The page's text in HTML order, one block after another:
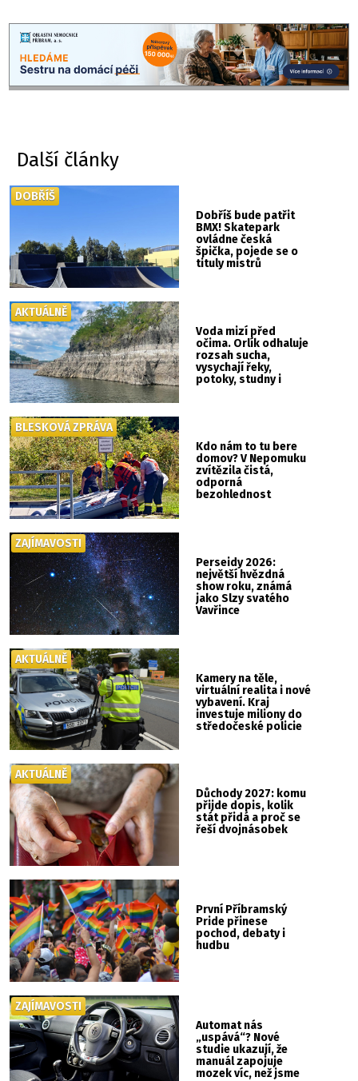
Další články
Dobříš bude patřit
BMX! Skatepark
ovládne česká
špička, pojede se o
tituly mistrů
DOBŘÍŠ
Voda mizí před
očima. Orlík odhaluje
rozsah sucha,
vysychají řeky,
potoky, studny i
AKTUÁLNĚ
Kdo nám to tu bere
domov? V Nepomuku
zvítězila čistá,
odporná
bezohlednost
BLESKOVÁ ZPRÁVA
Perseidy 2026:
největší hvězdná
show roku, známá
jako Slzy svatého
Vavřince
ZAJÍMAVOSTI
Kamery na těle,
virtuální realita i nové
vybavení. Kraj
investuje miliony do
středočeské policie
AKTUÁLNĚ
Důchody 2027: komu
přijde dopis, kolik
stát přidá a proč se
řeší dvojnásobek
AKTUÁLNĚ
První Příbramský
Pride přinese
pochod, debaty i
hudbu
Automat nás
„uspává“? Nové
studie ukazují, že
manuál zapojuje
mozek víc, než jsme
ZAJÍMAVOSTI